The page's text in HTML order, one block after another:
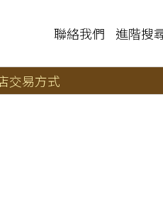
聯絡我們 進階搜
交易方式